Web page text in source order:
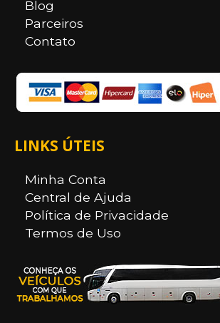
Blog
Parceiros
Contato
LINKS ÚTEIS
Minha Conta
Central de Ajuda
Política de Privacidade
Termos de Uso